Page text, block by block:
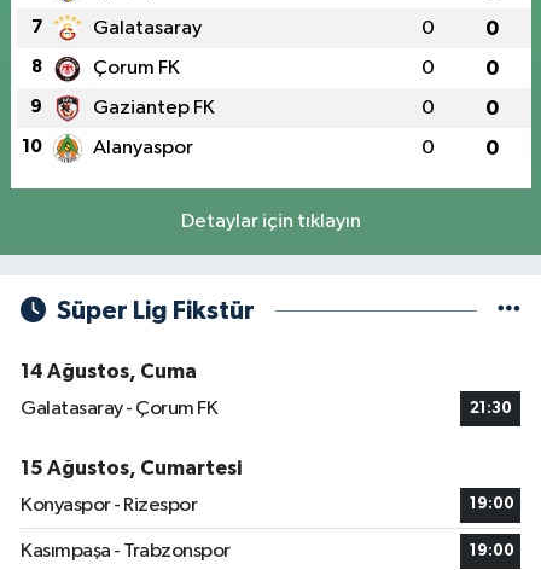
7 Galatasaray 0 0
8 Çorum FK 0 0
9 Gaziantep FK 0 0
10 Alanyaspor 0 0
Detaylar için tıklayın
Süper Lig Fikstür
14 Ağustos, Cuma
Galatasaray - Çorum FK
21:30
15 Ağustos, Cumartesi
Konyaspor - Rizespor
19:00
Kasımpaşa - Trabzonspor 19:00